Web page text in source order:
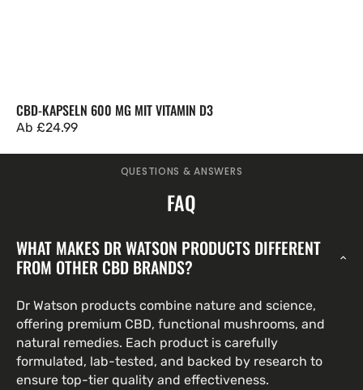
CBD-KAPSELN 600 MG MIT VITAMIN D3
Regulärer
Ab £24.99
QUESTIONS & ANSWERS
FAQ
WHAT MAKES DR WATSON PRODUCTS DIFFERENT
FROM OTHER CBD BRANDS?
Dr Watson products combine nature and science,
offering premium CBD, functional mushrooms, and
natural remedies. Each product is carefully
formulated, lab-tested, and backed by research to
ensure top-tier quality and effectiveness.